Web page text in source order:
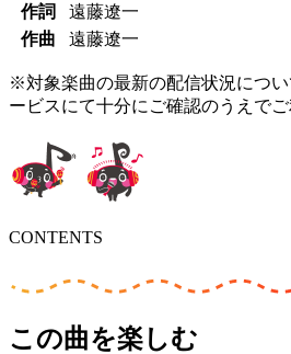
作詞
遠藤遼一
作曲
遠藤遼一
※対象楽曲の最新の配信状況につ
ービスにて十分にご確認のうえでご
CONTENTS
この曲を楽しむ